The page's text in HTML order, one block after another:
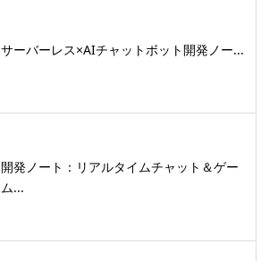
サーバーレス×AIチャットボット開発ノー...
開発ノート：リアルタイムチャット＆ゲー
ム...